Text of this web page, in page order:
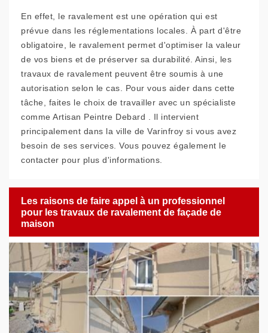
En effet, le ravalement est une opération qui est
prévue dans les réglementations locales. À part d'être
obligatoire, le ravalement permet d'optimiser la valeur
de vos biens et de préserver sa durabilité. Ainsi, les
travaux de ravalement peuvent être soumis à une
autorisation selon le cas. Pour vous aider dans cette
tâche, faites le choix de travailler avec un spécialiste
comme Artisan Peintre Debard . Il intervient
principalement dans la ville de Varinfroy si vous avez
besoin de ses services. Vous pouvez également le
contacter pour plus d'informations.
Les raisons de faire appel à un professionnel
pour les travaux de ravalement de façade de
maison